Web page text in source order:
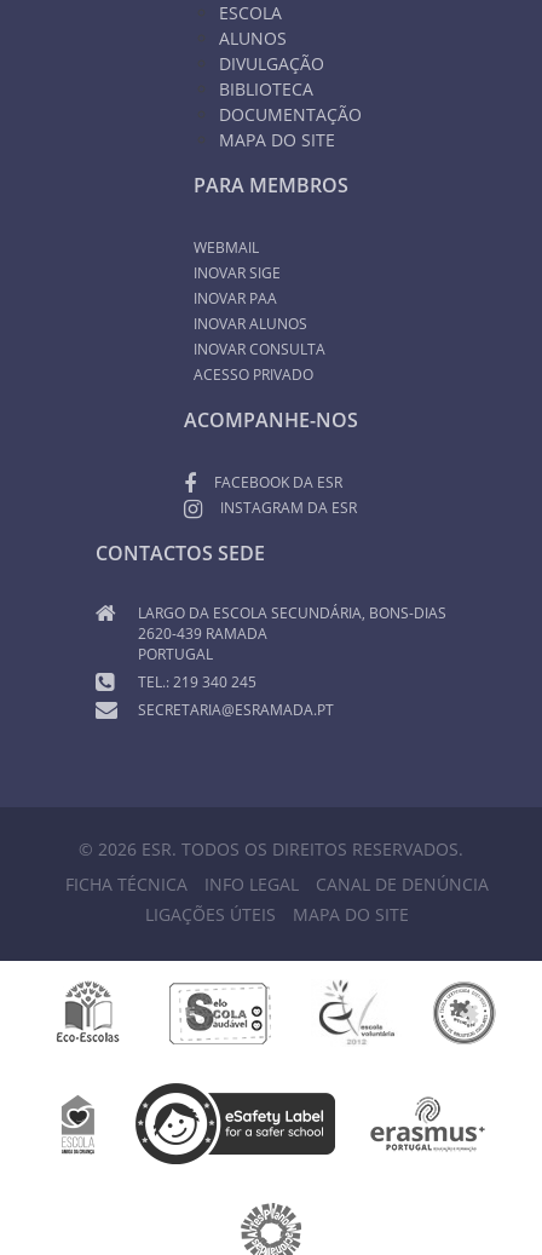
ESCOLA
ALUNOS
DIVULGAÇÃO
BIBLIOTECA
DOCUMENTAÇÃO
MAPA DO SITE
PARA MEMBROS
WEBMAIL
INOVAR SIGE
INOVAR PAA
INOVAR ALUNOS
INOVAR CONSULTA
ACESSO PRIVADO
ACOMPANHE-NOS
FACEBOOK DA ESR
INSTAGRAM DA ESR
CONTACTOS SEDE
LARGO DA ESCOLA SECUNDÁRIA, BONS-DIAS
2620-439 RAMADA
PORTUGAL
TEL.: 219 340 245
SECRETARIA@ESRAMADA.PT
© 2026 ESR. TODOS OS DIREITOS RESERVADOS.
FICHA TÉCNICA
INFO LEGAL
CANAL DE DENÚNCIA
LIGAÇÕES ÚTEIS
MAPA DO SITE